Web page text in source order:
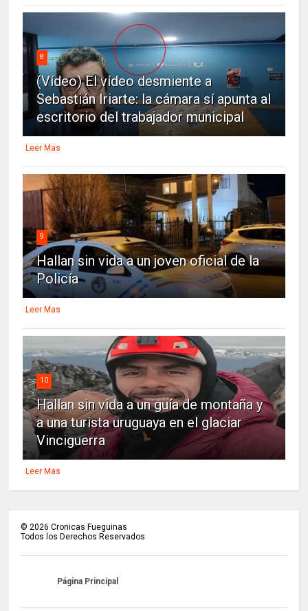
8
(Vídeo) El vídeo desmiente a
Sebastián Iriarte: la cámara sí apunta al
escritorio del trabajador municipal
Leer Mas
9
Hallan sin vida a un joven oficial de la
Policía
Leer Mas
10
Hallan sin vida a un guía de montaña y
a una turista uruguaya en el glaciar
Vinciguerra
Leer Mas
© 2026 Cronicas Fueguinas
Todos los Derechos Reservados
Página Principal